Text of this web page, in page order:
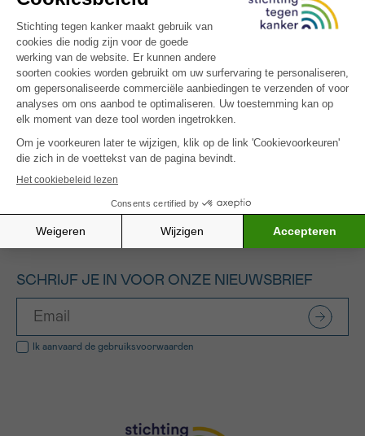
om de paracriene
communicatiesignalen in microglia-aangestuurde
tumor invasie te ontrafelen, met het oog op het
identificeren en valideren van nieuwe
therapeutische strategieën in een geplande
klinische trial voor GBM patiënten bij UZ Leuven.
Alle gefinancierde projecten
SCHRIJF JE IN VOOR ONZE NIEUWSBRIEF
Ik aanvaard de gebruiksvoorwaarden